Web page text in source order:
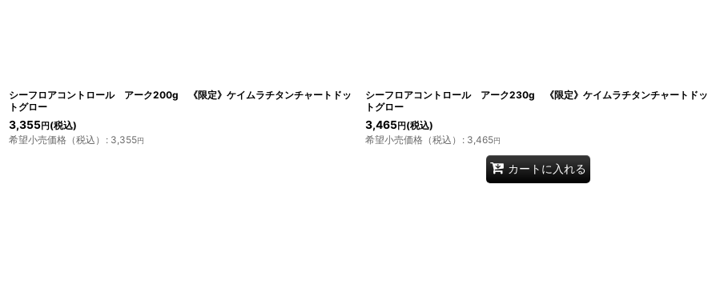
シーフロアコントロール アーク200g 《限定》ケイムラチタンチャートドッ
トグロー
3,355円 (税込)
希望小売価格（税込） : 3,355円
シーフロアコントロール アーク230g 《限定》ケイムラチタンチャートドッ
トグロー
3,465円(税込)
希望小売価格（税込） : 3,465円
カートに入れる